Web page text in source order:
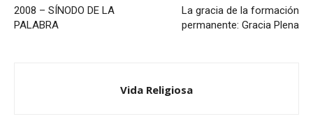
2008 – SÍNODO DE LA
PALABRA
La gracia de la formación
permanente: Gracia Plena
Vida Religiosa